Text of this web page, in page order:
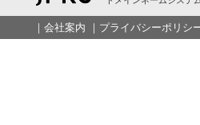
｜ 会社案内 ｜ プライバシーポリシ